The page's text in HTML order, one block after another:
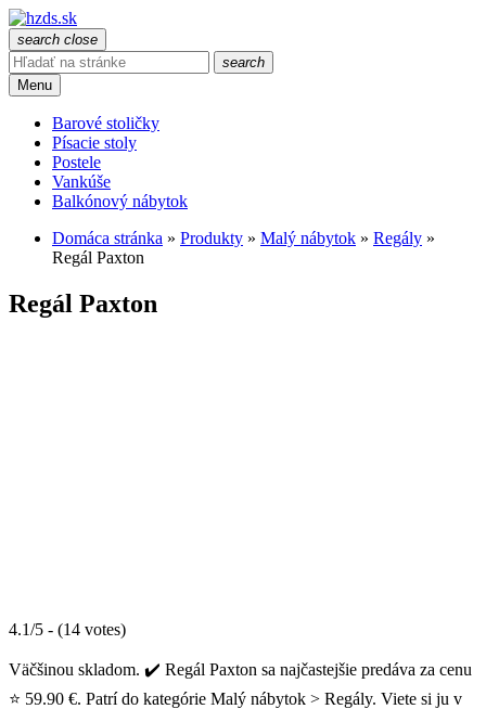
search close
search
Menu
Barové stoličky
Písacie stoly
Postele
Vankúše
Balkónový nábytok
Domáca stránka » Produkty » Malý nábytok » Regály »
Regál Paxton
Regál Paxton
4.1/5 - (14 votes)
Väčšinou skladom. ✔️ Regál Paxton sa najčastejšie predáva za cenu
⭐ 59.90 €. Patrí do kategórie Malý nábytok > Regály. Viete si ju v